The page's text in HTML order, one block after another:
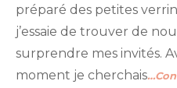
préparé des petites
j’essaie de trouver de
surprendre mes invités.
moment je cherchais